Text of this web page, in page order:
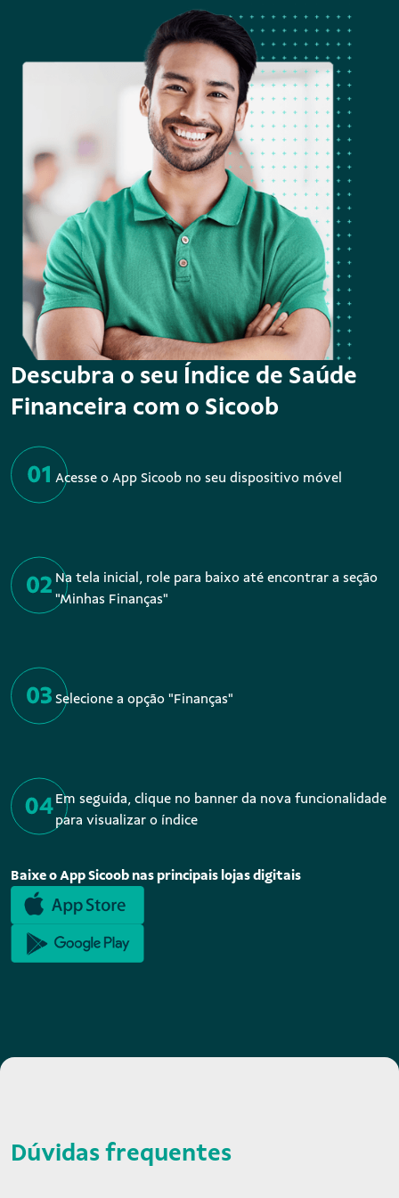
Descubra o seu Índice de Saúde
Financeira com o Sicoob
Acesse o App Sicoob no seu dispositivo móvel
Na tela inicial, role para baixo até encontrar a seção
"Minhas Finanças"
Selecione a opção "Finanças"
Em seguida, clique no banner da nova funcionalidade
para visualizar o índice
Baixe o App Sicoob nas principais lojas digitais
Dúvidas frequentes